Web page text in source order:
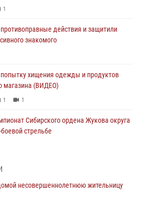
1
действия и защитили
знакомого
хищения одежды и продуктов
магазина (ВИДЕО)
1 1
Сибирского ордена Жукова округа
стрельбе
в Кемерове дебошира, устроившего
несовершеннолетнюю жительницу